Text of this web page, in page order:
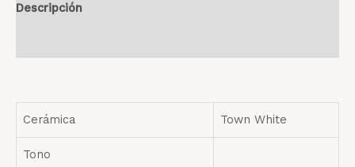
Descripción
Cerámica Town White
Tono